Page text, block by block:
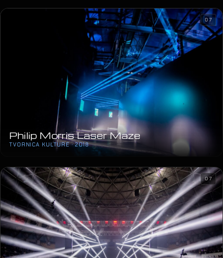
Philip Morris Laser Maze
TVORNICA KULTURE · 2018
Jole
CIBONA · 2018